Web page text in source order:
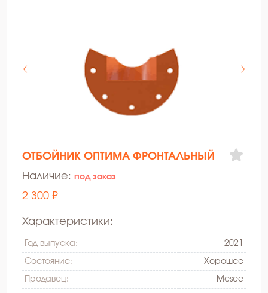
ОТБОЙНИК ОПТИМА ФРОНТАЛЬНЫЙ
Наличие: под заказ
2 300 ₽
Характеристики:
Год выпуска: 2021
Состояние: Xорошее
Продавец: Mesee